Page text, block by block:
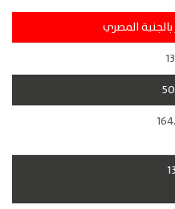
المصري